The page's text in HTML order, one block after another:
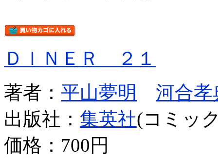
ＤＩＮＥＲ ２１
著者： 平山夢明
河合孝
出版社： 集英社(コミッ
価格： 700円